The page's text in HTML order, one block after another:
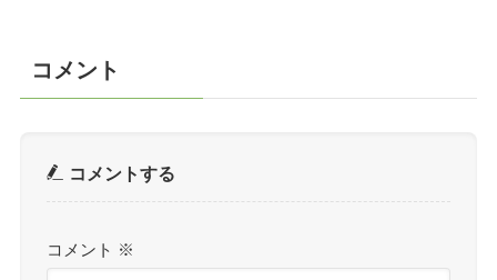
コメント
コメントする
コメント ※